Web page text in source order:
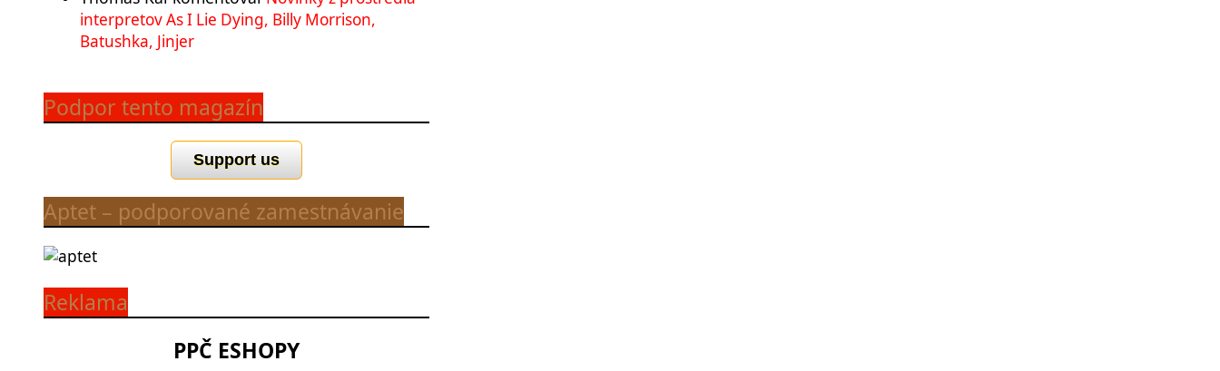
interpretov As I Lie Dying, Billy Morrison,
Batushka, Jinjer
Podpor tento magazín
Support us
Aptet – podporované zamestnávanie
Reklama
PPČ ESHOPY